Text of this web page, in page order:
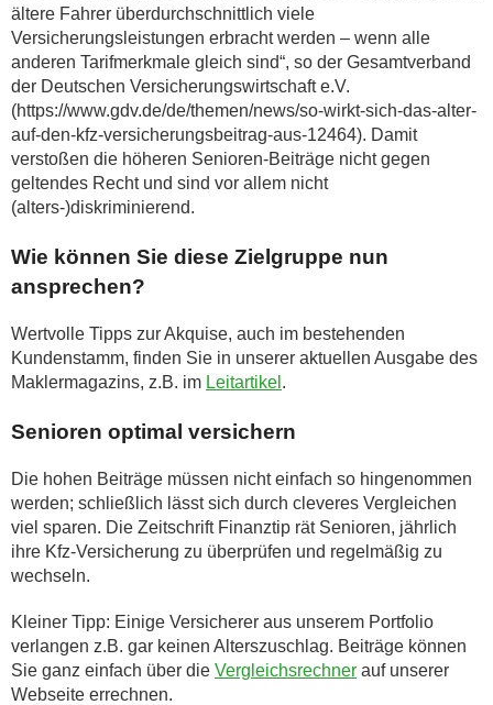
ältere Fahrer überdurchschnittlich viele
Versicherungsleistungen erbracht werden – wenn alle
anderen Tarifmerkmale gleich sind“, so der Gesamtverband
der Deutschen Versicherungswirtschaft e.V.
(https://www.gdv.de/de/themen/news/so-wirkt-sich-das-alter-
auf-den-kfz-versicherungsbeitrag-aus-12464). Damit
verstoßen die höheren Senioren-Beiträge nicht gegen
geltendes Recht und sind vor allem nicht
(alters-)diskriminierend.
Wie können Sie diese Zielgruppe nun
ansprechen?
Wertvolle Tipps zur Akquise, auch im bestehenden
Kundenstamm, finden Sie in unserer aktuellen Ausgabe des
Maklermagazins, z.B. im Leitartikel .
Senioren optimal versichern
Die hohen Beiträge müssen nicht einfach so hingenommen
werden; schließlich lässt sich durch cleveres Vergleichen
viel sparen. Die Zeitschrift Finanztip rät Senioren, jährlich
ihre Kfz-Versicherung zu überprüfen und regelmäßig zu
wechseln.
Kleiner Tipp: Einige Versicherer aus unserem Portfolio
verlangen z.B. gar keinen Alterszuschlag. Beiträge können
Sie ganz einfach über die Vergleichsrechner auf unserer
Webseite errechnen.